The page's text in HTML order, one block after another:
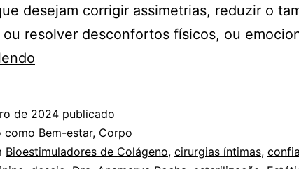
desejam corrigir assimetrias, reduzir o
ou resolver desconfortos físicos, ou
tabu
a
de 2024 publicado
como Bem-estar, Corpo
Bioestimuladores de Colágeno, cirurgias íntimas,